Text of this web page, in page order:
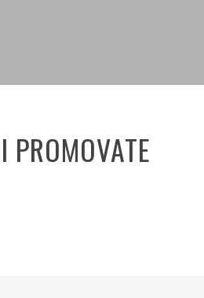
PROMOVATE